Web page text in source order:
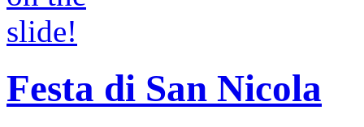
Festa di San Nicola